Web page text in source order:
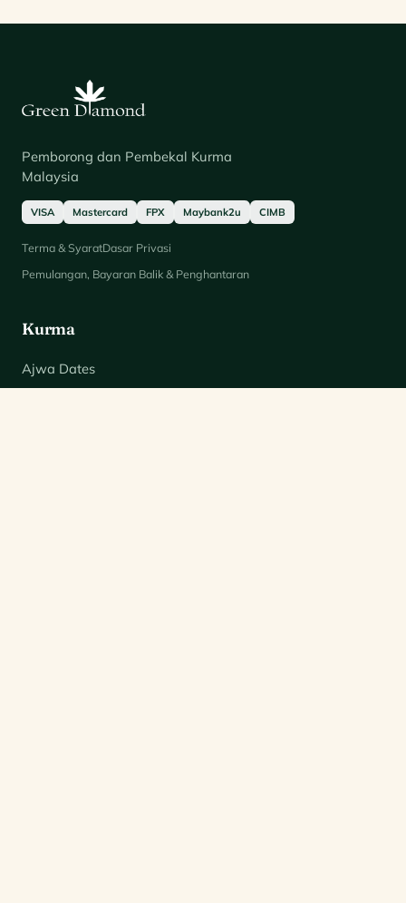
Pemborong dan Pembekal Kurma
Malaysia
VISA Mastercard FPX Maybank2u CIMB
Terma & SyaratDasar Privasi
Pemulangan, Bayaran Balik & Penghantaran
Kurma
Ajwa Dates